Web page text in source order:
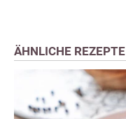
ÄHNLICHE REZEPTE